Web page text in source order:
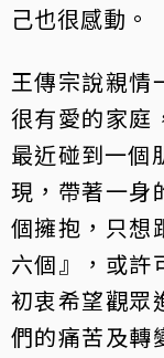
己也很感動。
王傳宗說親情
很有愛的家庭
最近碰到一個
現，帶著一身
個擁抱，只想
六個』，或許
初衷希望觀眾
們的痛苦及轉